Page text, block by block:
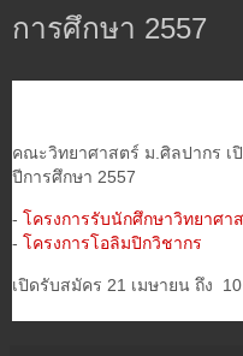
การศึกษา 2557
คณะวิทยาศาสตร์ ม.ศิลปากร เ
ปีการศึกษา 2557
- โครงการรับนักศึกษาวิทยาศา
- โครงการโอลิมปิกวิชากร
เปิดรับสมัคร 21 เมษายน ถึง